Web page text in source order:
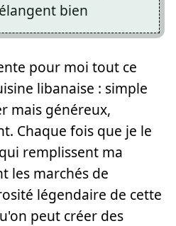
bien
pour moi tout ce
libanaise : simple
mais généreux,
Chaque fois que je le
remplissent ma
les marchés de
légendaire de cette
peut créer des